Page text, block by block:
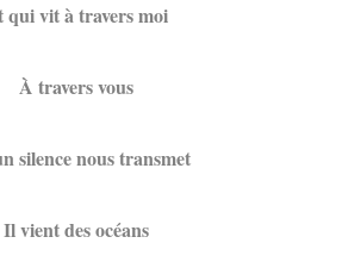
qui vit à travers moi
À travers vous
silence nous transmet
Il vient des océans